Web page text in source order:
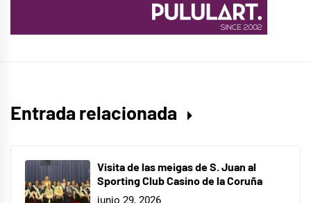
Entrada relacionada
Visita de las meigas de S. Juan al
Sporting Club Casino de la Coruña
junio 29, 2026